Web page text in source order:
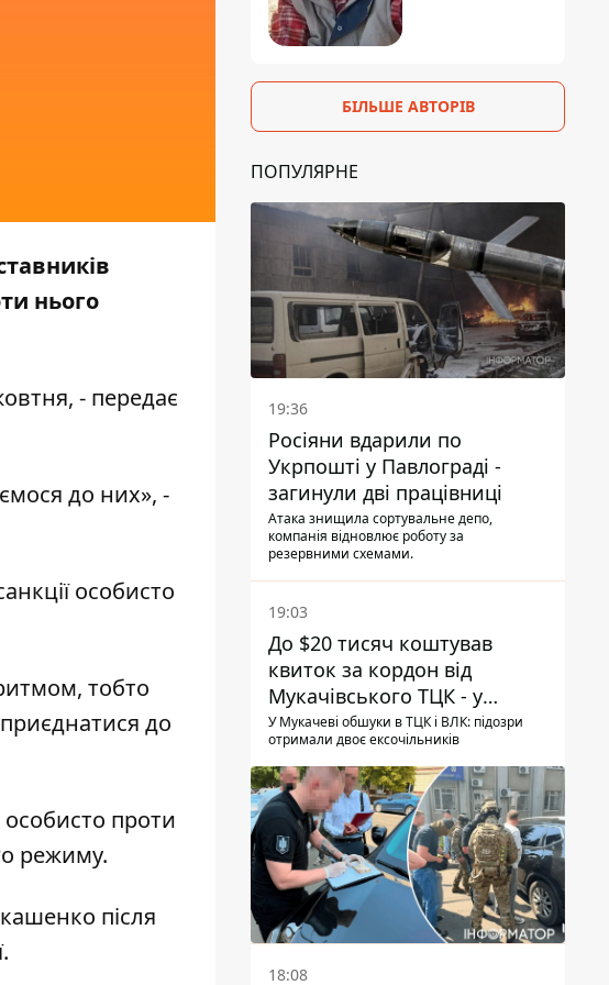
нього
- передає
до них», -
особисто
тобто
до
проти
режиму.
після
БІЛЬШЕ АВТОРІВ
ПОПУЛЯРНЕ
19:36
Росіяни вдарили по
Укрпошті у Павлограді -
загинули дві працівниці
Атака знищила сортувальне депо,
компанія відновлює роботу за
резервними схемами.
19:03
До $20 тисяч коштував
квиток за кордон від
Мукачівського ТЦК - у
гучній справі перші підозри
отримали двоє колишніх
керівників
У Мукачеві обшуки в ТЦК і ВЛК: підозри
отримали двоє ексочільників
18:08